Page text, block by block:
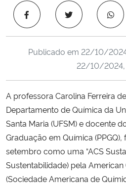
Ministério da Saúde
Ministério de Minas e Energia
Ministério da Ciência, Tecnologia, Inovações
Ministério do Meio Ambiente
Ministério do Turismo
Ministério do Desenvolvimento Regional
Controladoria-Geral da União
Publicado em 22/10/
22/10/2024,
A professora Carolina Ferreira
Departamento de Química da
Santa Maria (UFSM) e docente
Graduação em Química
setembro como uma “ACS
Sustentabilidade) pela American
(Sociedade Americana de